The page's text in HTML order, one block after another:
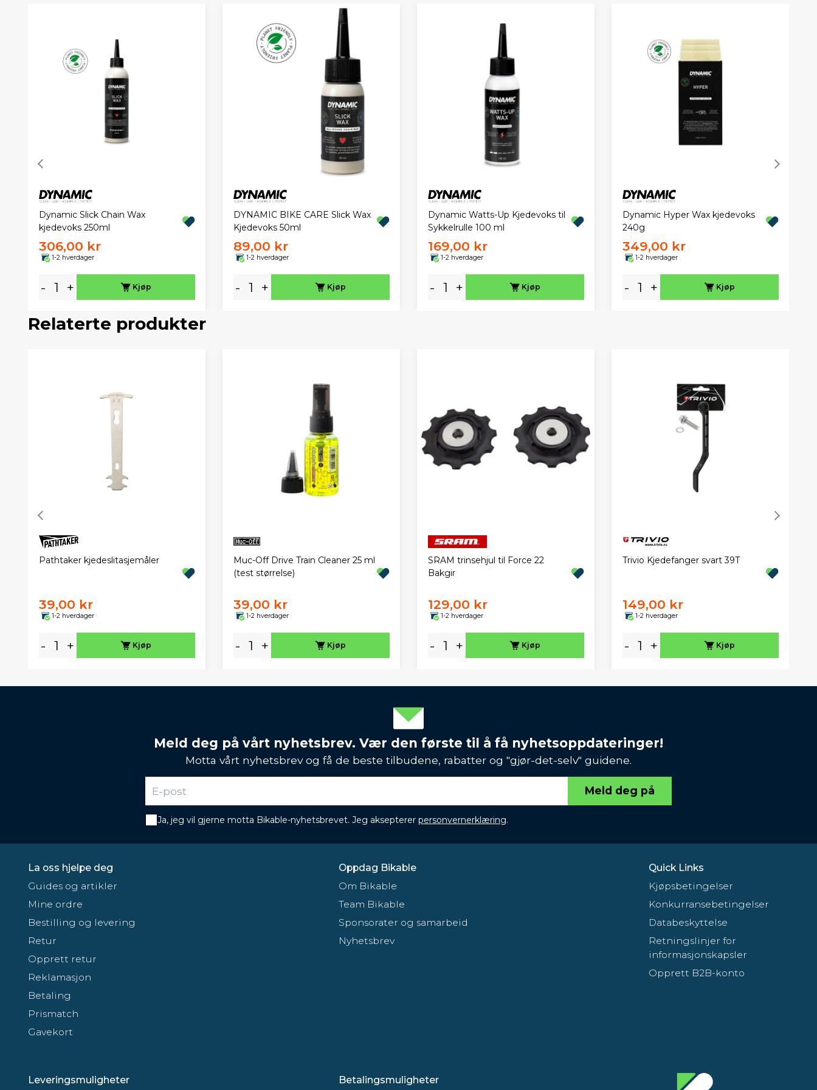
Dynamic Slick Chain Wax
kjedevoks 250ml
306,00 kr
1-2 hverdager
- + Kjøp
DYNAMIC BIKE CARE Slick Wax
Kjedevoks 50ml
89,00 kr
1-2 hverdager
- + Kjøp
Dynamic Watts-Up Kjedevoks til
Sykkelrulle 100 ml
169,00 kr
1-2 hverdager
- + Kjøp
Dynamic Hyper Wax kjedevoks
240g
349,00 kr
1-2 hverdager
- + Kjøp
Relaterte produkter
Pathtaker kjedeslitasjemåler
39,00 kr
1-2 hverdager
- + Kjøp
Muc-Off Drive Train Cleaner 25 ml
(test størrelse)
39,00 kr
1-2 hverdager
- + Kjøp
SRAM trinsehjul til Force 22
Bakgir
129,00 kr
1-2 hverdager
- + Kjøp
Trivio Kjedefanger svart 39T
149,00 kr
1-2 hverdager
- + Kjøp
Meld deg på vårt nyhetsbrev. Vær den første til å få nyhetsoppdateringer!
Motta vårt nyhetsbrev og få de beste tilbudene, rabatter og "gjør-det-selv" guidene.
Meld deg på
Ja, jeg vil gjerne motta Bikable-nyhetsbrevet. Jeg aksepterer personvernerklæring.
La oss hjelpe deg
Guides og artikler
Mine ordre
Bestilling og levering
Retur
Opprett retur
Reklamasjon
Betaling
Prismatch
Gavekort
Oppdag Bikable
Om Bikable
Team Bikable
Sponsorater og samarbeid
Nyhetsbrev
Quick Links
Kjøpsbetingelser
Konkurransebetingelser
Databeskyttelse
Retningslinjer for
informasjonskapsler
Opprett B2B-konto
Leveringsmuligheter Betalingsmuligheter